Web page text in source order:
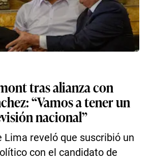
tras alianza con
“Vamos a tener un
nacional”
Lima reveló que suscribió un
con el candidato de